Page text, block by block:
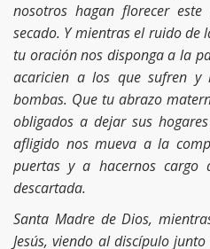
nosotros hagan florecer
secado. Y mientras el ruido de
tu oración nos disponga a la
acaricien a los que sufren
bombas. Que tu abrazo
obligados a dejar sus
afligido nos mueva a la
puertas y a hacernos
descartada.
Santa Madre de Dios,
Jesús, viendo al discípulo